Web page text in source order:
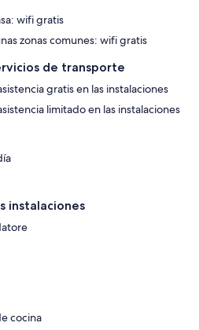
wifi gratis
zonas comunes: wifi gratis
de transporte
gratis en las instalaciones
limitado en las instalaciones
instalaciones
cocina